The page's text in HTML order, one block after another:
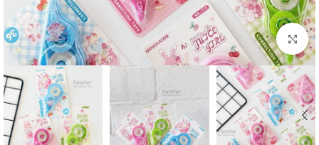
بزرگنمایی تصویر